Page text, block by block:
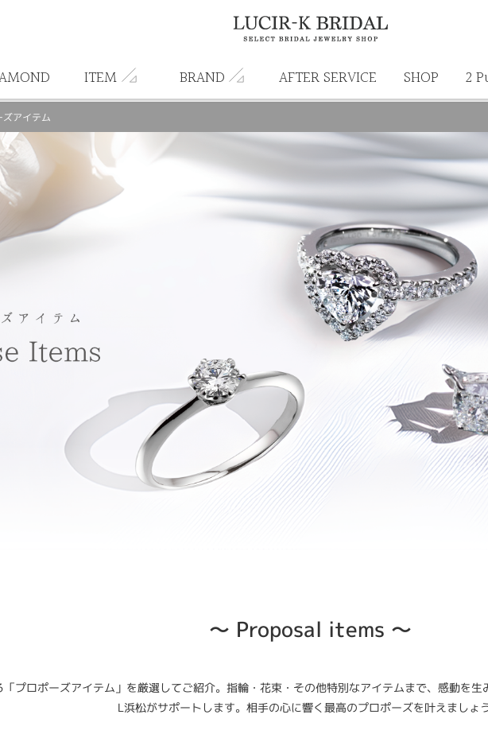
ITEM BRAND AFTER SERVICE SHOP 2
アイテム
〜 Proposal items 〜
プロポーズアイテム」を厳選してご紹介。指輪・花束・その他特別なアイテムまで、感動を
L浜松がサポートします。相手の心に響く最高のプロポーズを叶えましょ